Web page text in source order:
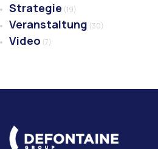
Strategie (19)
Veranstaltung (30)
Video (7)